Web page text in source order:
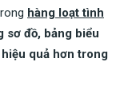
hàng loạt tình
sơ đồ, bảng biểu
quả hơn trong